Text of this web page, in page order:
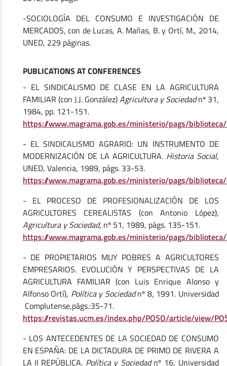
-SOCIOLOGÍA DEL CONSUMO E INVESTIGACIÓN DE
MERCADOS, con de Lucas, A. Mañas, B. y Ortí, M., 2014,
UNED, 229 páginas.
PUBLICATIONS AT CONFERENCES
- EL SINDICALISMO DE CLASE EN LA AGRICULTURA
FAMILIAR (con J.J. González)Agricultura y Sociedadnº 31,
1984, pp. 121-151.
https://www.magrama.gob.es/ministerio/pags/
- EL SINDICALISMO AGRARIO: UN INSTRUMENTO DE
MODERNIZACIÓN DE LA AGRICULTURA. Historia Social,
UNED, Valencia, 1989, págs. 33-53.
https://www.magrama.gob.es/ministerio/pags/
- EL PROCESO DE PROFESIONALIZACIÓN DE LOS
AGRICULTORES CEREALISTAS (con Antonio López),
Agricultura y Sociedad, nº 51, 1989, págs. 135-151.
https://www.magrama.gob.es/ministerio/pags/
- DE PROPIETARIOS MUY POBRES A AGRICULTORES
EMPRESARIOS. EVOLUCIÓN Y PERSPECTIVAS DE LA
AGRICULTURA FAMILIAR (con Luis Enrique Alonso y
Alfonso Ortí), Política y Sociedadnº 8, 1991. Universidad
Complutense,págs.:35-71.
https://revistas.ucm.es/index.php/POSO/article/view/
- LOS ANTECEDENTES DE LA SOCIEDAD DE CONSUMO
EN ESPAÑA: DE LA DICTADURA DE PRIMO DE RIVERA A
LA II REPÚBLICA. Política y Sociedadnº 16, Universidad